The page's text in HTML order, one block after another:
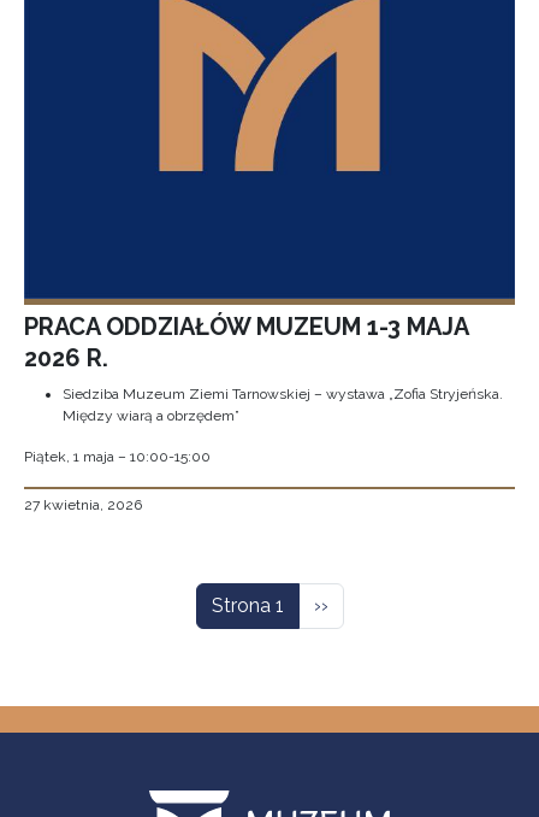
PRACA ODDZIAŁÓW MUZEUM 1-3 MAJA
2026 R.
Siedziba Muzeum Ziemi Tarnowskiej – wystawa „Zofia Stryjeńska.
Między wiarą a obrzędem”
Piątek, 1 maja – 10:00-15:00
27 kwietnia, 2026
Strona 1 Następna strona
››